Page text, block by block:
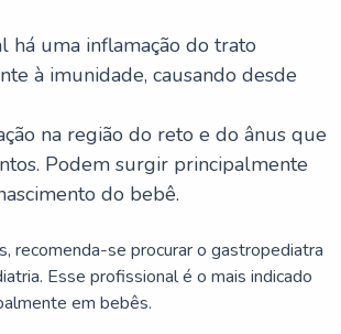
há uma inflamação do trato
à imunidade, causando desde
na região do reto e do ânus que
Podem surgir principalmente
do bebê.
recomenda-se procurar o gastropediatra
Esse profissional é o mais indicado
em bebês.